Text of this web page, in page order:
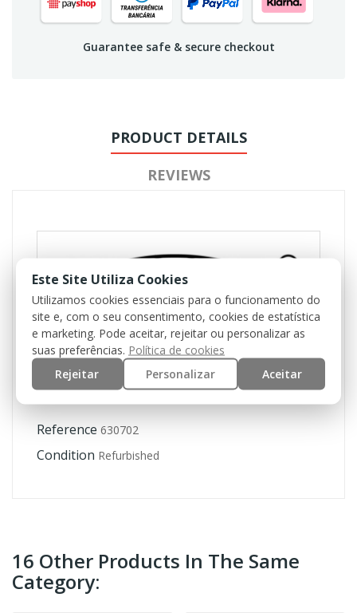
Guarantee safe & secure checkout
PRODUCT DETAILS
REVIEWS
Reference 630702
Condition Refurbished
16 Other Products In The Same
Category:
Este Site Utiliza Cookies
Utilizamos cookies essenciais para o funcionamento do
site e, com o seu consentimento, cookies de estatística
e marketing. Pode aceitar, rejeitar ou personalizar as
suas preferências. Política de cookies
Rejeitar
Personalizar Aceitar